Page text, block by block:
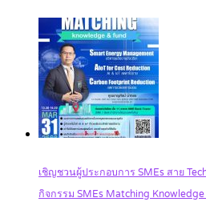
เชิญชวนผู้ประกอบการ SMEs สาย
กิจกรรม SMEs Matching Knowledge